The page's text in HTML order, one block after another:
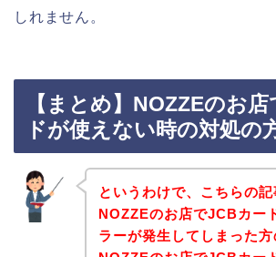
しれません。
【まとめ】NOZZEのお
ドが使えない時の対処の
というわけで、こちらの記
NOZZEのお店でJCBカー
ラーが発生してしまった方